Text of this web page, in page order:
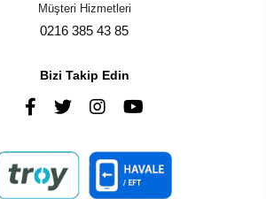
Müşteri Hizmetleri
0216 385 43 85
Bizi Takip Edin